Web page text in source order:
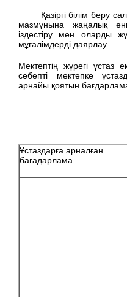
Қазіргі білім беру
мазмұнына жаңалық
іздестіру мен оларды
мұғалімдерді даярлау.
Мектептің жүрегі ұстаз
себепті мектепке
арнайы қоятын
Ұстаздарға арналған
бағадарлама